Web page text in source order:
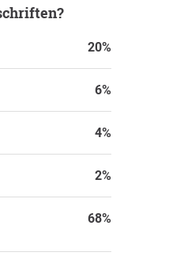
20%
6%
4%
2%
68%